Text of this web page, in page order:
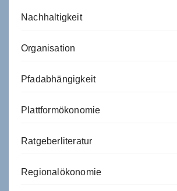
Nachhaltigkeit
Organisation
Pfadabhängigkeit
Plattformökonomie
Ratgeberliteratur
Regionalökonomie